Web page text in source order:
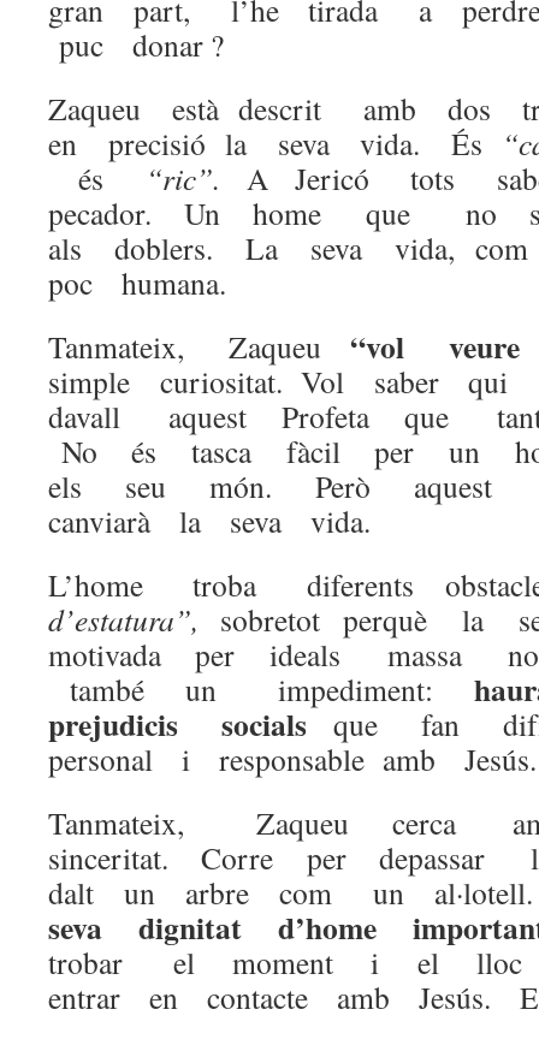
gran part, l’he tirada a perdre
puc donar ?
Zaqueu està descrit amb dos
en precisió la seva vida. És
és
“ric”. A Jericó tots
pecador. Un home que no
als doblers. La seva vida,
poc humana.
Tanmateix, Zaqueu “vol
simple curiositat. Vol saber
davall aquest Profeta que
No és tasca fàcil per un
els seu món. Però aquest
canviarà la seva vida.
L’home troba diferents
d’estatura”, sobretot perquè la
motivada per ideals massa
també un impediment:
prejudicis socialsque fan
personal i responsable amb
Tanmateix, Zaqueu cerca
sinceritat. Corre per
dalt un arbre com un
seva dignitat d’home
trobar el moment i el lloc
entrar en contacte amb Jesús.